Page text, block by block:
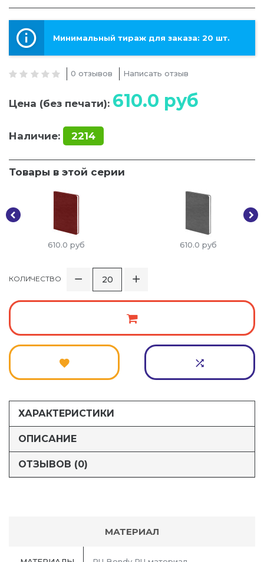
Минимальный тираж для заказа: 20 шт.
0 отзывов Написать отзыв
Цена (без печати): 610.0 руб
Наличие: 2214
Товары в этой серии
610.0 руб 610.0 руб
КОЛИЧЕСТВО
ХАРАКТЕРИСТИКИ
ОПИСАНИЕ
ОТЗЫВОВ (0)
МАТЕРИАЛ